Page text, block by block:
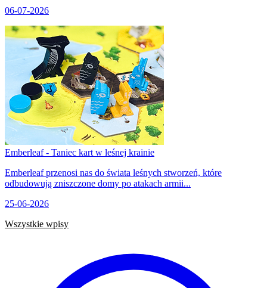
06-07-2026
Emberleaf - Taniec kart w leśnej krainie
Emberleaf przenosi nas do świata leśnych stworzeń, które
odbudowują zniszczone domy po atakach armii...
25-06-2026
Wszystkie wpisy